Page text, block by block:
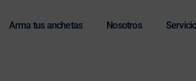
Arma tus anchetas Nosotros